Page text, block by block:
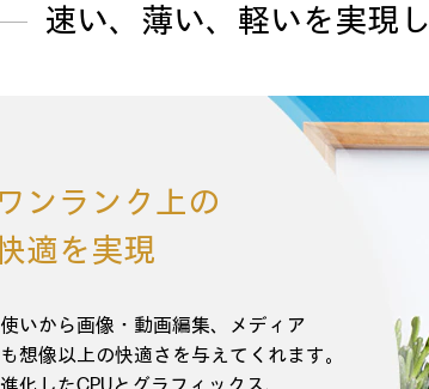
速い、薄い、軽いを実現
ワンランク上の
適を実現
いから画像・動画編集、メディア
想像以上の快適さを与えてくれます。